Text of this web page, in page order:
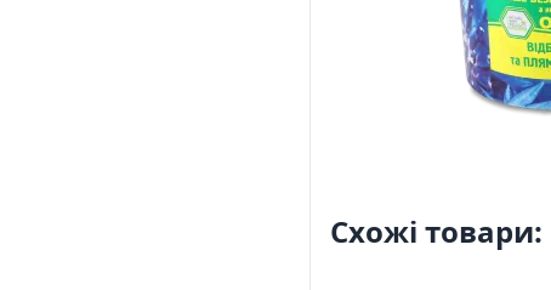
Схожі товари: